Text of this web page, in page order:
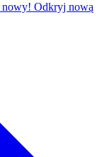
nowy! Odkryj nową